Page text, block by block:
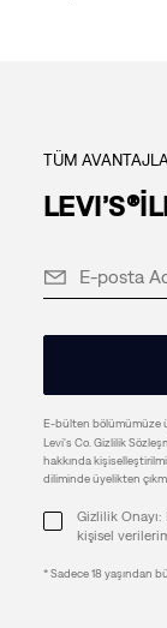
TÜM
E-bülten bölümümüze
Levi's Co. Gizlilik
hakkında
diliminde üyelikten
Gizlilik
kişisel
* Sadece 18 yaşından